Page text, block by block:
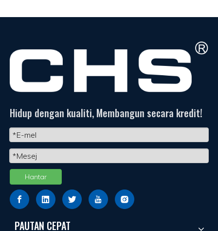
Hidup dengan kualiti, Membangun secara kredit!
Hantar
PAUTAN CEPAT